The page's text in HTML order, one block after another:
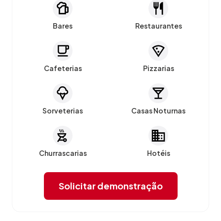
Bares Restaurantes
Cafeterias Pizzarias
Sorveterias Casas Noturnas
Churrascarias Hotéis
Solicitar demonstração